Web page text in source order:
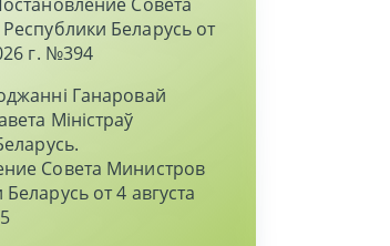
Беларусь от
г. №394
Ганаровай
Мiнiстраў
Совета Министров
от 4 августа